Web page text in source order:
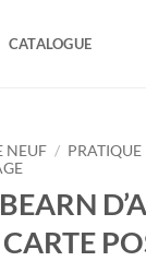
CATALOGUE
NEUF / PRATIQUE